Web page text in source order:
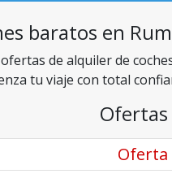
baratos en
de alquiler de
tu viaje con total
Ofertas
Oferta